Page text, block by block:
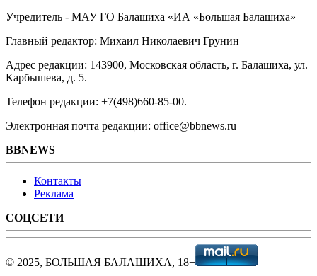
Учредитель - МАУ ГО Балашиха «ИА «Большая Балашиха»
Главный редактор: Михаил Николаевич Грунин
Адрес редакции: 143900, Московская область, г. Балашиха, ул.
Карбышева, д. 5.
Телефон редакции: +7(498)660-85-00.
Электронная почта редакции: office@bbnews.ru
BBNEWS
Контакты
Реклама
СОЦСЕТИ
© 2025, БОЛЬШАЯ БАЛАШИХА, 18+